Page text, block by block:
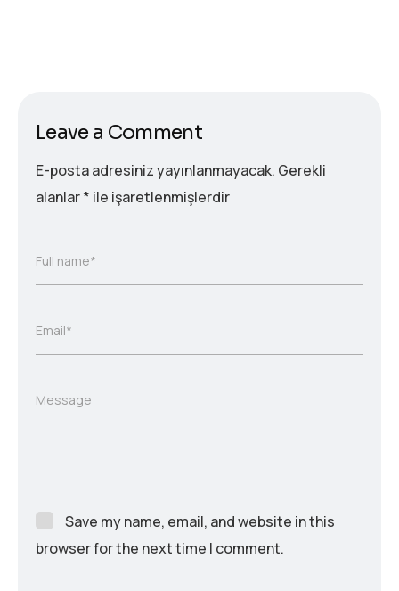
Leave a Comment
E-posta adresiniz yayınlanmayacak. Gerekli
alanlar* ile işaretlenmişlerdir
Full name*
Email*
Message
Save my name, email, and website in this
browser for the next time I comment.